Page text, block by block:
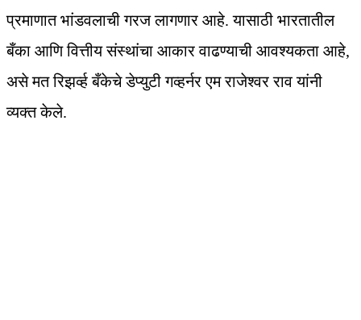
प्रमाणात भांडवलाची गरज लागणार आहे. यासाठी भारतातील
बँका आणि वित्तीय संस्थांचा आकार वाढण्याची आवश्यकता आहे,
असे मत रिझर्व्ह बँकेचे डेप्युटी गव्हर्नर एम राजेश्वर राव यांनी
व्यक्त केले.